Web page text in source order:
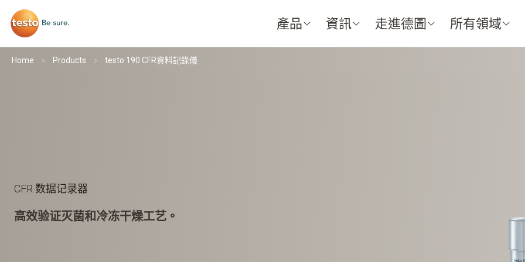
產品 資訊 走進德圖 所有領域
Home Products testo 190 CFR資料記錄儀
CFR 数据记录器
高效验证灭菌和冷冻干燥工艺。